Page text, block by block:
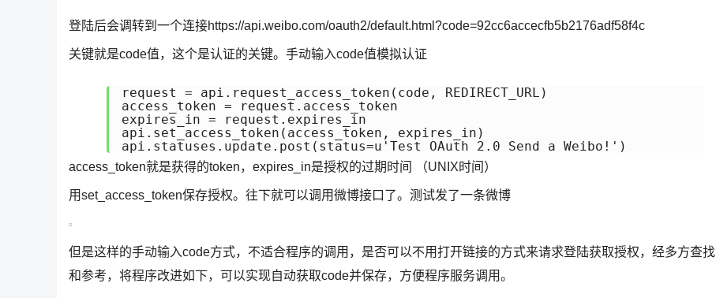
登陆后会调转到一个连接https://api.weibo.com/oauth2/default.html?code=92cc6accecfb5b2176adf58f4c
关键就是code值，这个是认证的关键。手动输入code值模拟认证
request = api.request_access_token(code, REDIRECT_URL)
access_token = request.access_token
expires_in = request.expires_in
api.set_access_token(access_token, expires_in)
api.statuses.update.post(status=u'Test OAuth 2.0 Send a Weibo!')
access_token就是获得的token，expires_in是授权的过期时间 （UNIX时间）
用set_access_token保存授权。往下就可以调用微博接口了。测试发了一条微博
但是这样的手动输入code方式，不适合程序的调用，是否可以不用打开链接的方式来请求登陆获取授权，经多方查找
和参考，将程序改进如下，可以实现自动获取code并保存，方便程序服务调用。